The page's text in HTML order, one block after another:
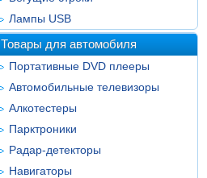
Лампы USB
Товары для автомобиля
Портативные DVD плееры
Автомобильные телевизоры
Алкотестеры
Парктроники
Радар-детекторы
Навигаторы